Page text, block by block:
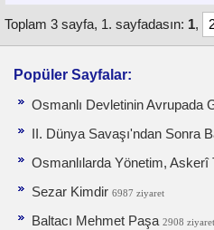
Toplam 3 sayfa, 1. sayfadasın: 1,
Popüler Sayfalar:
Osmanlı Devletinin Avrupada
II. Dünya Savaşı'ndan Sonra
Osmanlılarda Yönetim, Askerî
Sezar Kimdir 6987 ziyaret
Baltacı Mehmet Paşa 2908 ziyaret